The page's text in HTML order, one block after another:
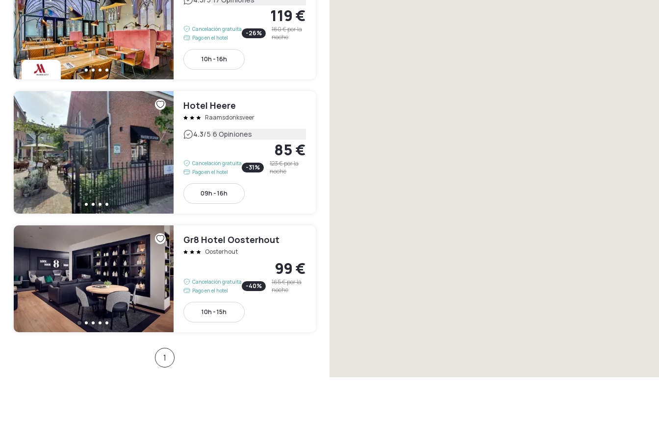
Cancelación gratuita
Pago en el hotel
119 €
-26% 160 €por la
noche
10h - 16h
Hotel Heere
Raamsdonksveer
4.3/5|6 Opiniones
Cancelación gratuita
Pago en el hotel
85 €
-31% 123 €por la
noche
09h - 16h
Gr8 Hotel Oosterhout
Oosterhout
Cancelación gratuita
Pago en el hotel
99 €
-40% 165 €por la
noche
10h - 15h
1